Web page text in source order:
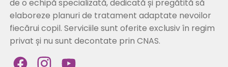
de o echipă specializată, dedicată și pregătită să
elaboreze planuri de tratament adaptate nevoilor
fiecărui copil. Serviciile sunt oferite exclusiv în regim
privat și nu sunt decontate prin CNAS.